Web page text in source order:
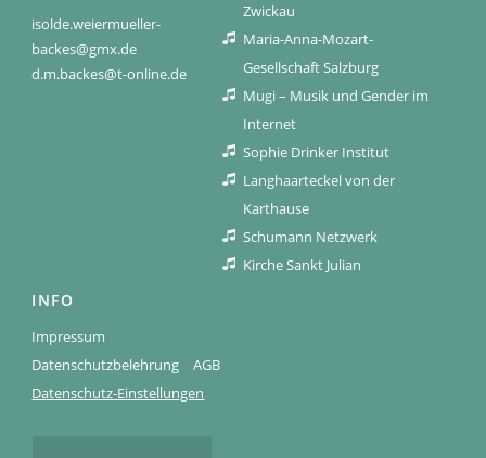
isolde.weiermueller-
backes@gmx.de
d.m.backes@t-online.de
Zwickau
Maria-Anna-Mozart-
Gesellschaft Salzburg
Mugi – Musik und Gender im
Internet
Sophie Drinker Institut
Langhaarteckel von der
Karthause
Schumann Netzwerk
Kirche Sankt Julian
INFO
Impressum
Datenschutzbelehrung
AGB
Datenschutz-Einstellungen